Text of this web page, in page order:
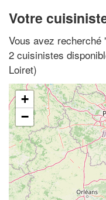
Votre
Vous avez recherché
2 cuisinistes
Loiret)
+
−